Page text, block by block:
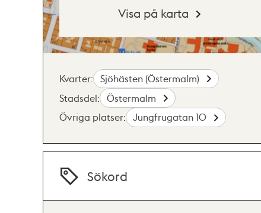
Visa på karta
Kvarter:
Sjöhästen (Östermalm)
Stadsdel:
Östermalm
Övriga platser:
Jungfrugatan 10
Sökord